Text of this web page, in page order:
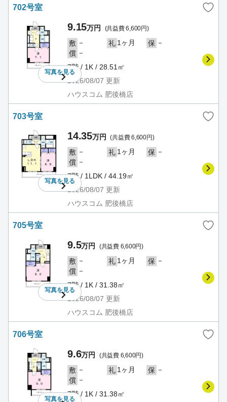
702号室
写真を見る
9.15万円 (共益費 6,600円)
敷 － 礼 1ヶ月 保 －
償 －
7階 / 1K / 28.51㎡
2026/08/07 更新
ハウスコム 肥後橋店
703号室
写真を見る
14.35万円 (共益費 6,600円)
敷 － 礼 1ヶ月 保 －
償 －
7階 / 1LDK / 44.19㎡
2026/08/07 更新
ハウスコム 肥後橋店
705号室
写真を見る
9.5万円 (共益費 6,600円)
敷 － 礼 1ヶ月 保 －
償 －
7階 / 1K / 31.38㎡
2026/08/07 更新
ハウスコム 肥後橋店
706号室
写真を見る
9.6万円 (共益費 6,600円)
敷 － 礼 1ヶ月 保 －
償 －
7階 / 1K / 31.38㎡